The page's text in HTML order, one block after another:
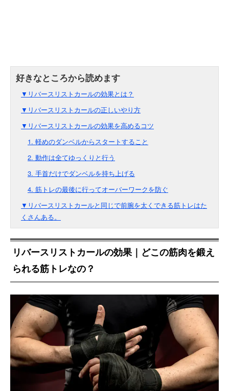
▼リバースリストカールの効果とは？
▼リバースリストカールの正しいやり方
▼リバースリストカールの効果を高めるコツ
1. 軽めのダンベルからスタートすること
2. 動作は全てゆっくりと行う
3. 手首だけでダンベルを持ち上げる
4. 筋トレの最後に行ってオーバーワークを防ぐ
▼リバースリストカールと同じで前腕を太くできる筋トレはた
くさんある。
リバースリストカールの効果｜どこの筋肉を鍛え
られる筋トレなの？